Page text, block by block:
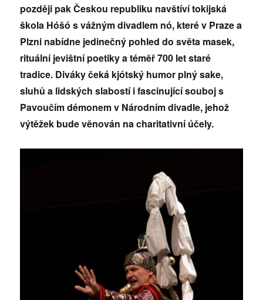
později pak Českou republiku navštíví tokijská
škola Hóšó s vážným divadlem nó, které v Praze a
Plzni nabídne jedinečný pohled do světa masek,
rituální jevištní poetiky a téměř 700 let staré
tradice. Diváky čeká kjótský humor plný sake,
sluhů a lidských slabostí i fascinující souboj s
Pavoučím démonem v Národním divadle, jehož
výtěžek bude věnován na charitativní účely.